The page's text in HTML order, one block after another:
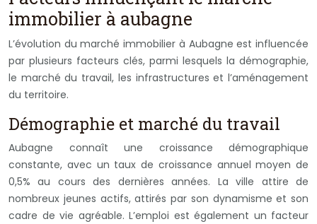
immobilier à aubagne
L’évolution du marché immobilier à Aubagne est influencée
par plusieurs facteurs clés, parmi lesquels la démographie,
le marché du travail, les infrastructures et l’aménagement
du territoire.
Démographie et marché du travail
Aubagne connaît une croissance démographique
constante, avec un taux de croissance annuel moyen de
0,5% au cours des dernières années. La ville attire de
nombreux jeunes actifs, attirés par son dynamisme et son
cadre de vie agréable. L’emploi est également un facteur